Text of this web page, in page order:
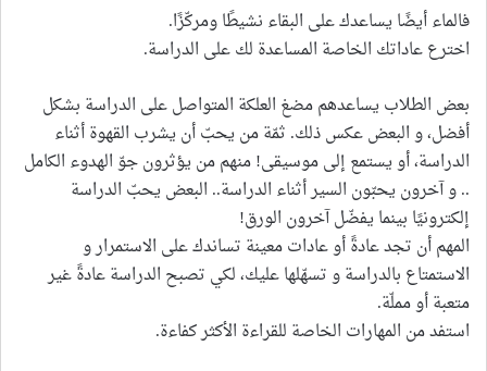
فالماء أيضًا يساعدك على البقاء نشيطًا ومركّزًا.
اخترع عاداتك الخاصة المساعدة لك على الدراسة.
بعض الطلاب يساعدهم مضغ العلكة المتواصل على الدراسة بشكل
أفضل، و البعض عكس ذلك. ثمّة من يحبّ أن يشرب القهوة أثناء
الدراسة، أو يستمع إلى موسيقى! منهم من يؤثرون جوّ الهدوء الكامل
.. و آخرون يحبّون السير أثناء الدراسة.. البعض يحبّ الدراسة
إلكترونيًا بينما يفضّل آخرون الورق!
المهم أن تجد عادةً أو عادات معينة تساندك على الاستمرار و
الاستمتاع بالدراسة و تسهّلها عليك، لكي تصبح الدراسة عادةً غير
متعبة أو مملّة.
استفد من المهارات الخاصة للقراءة الأكثر كفاءة.